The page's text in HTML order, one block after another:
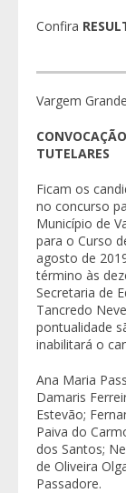
Confira
Vargem
TUTELARES
Ficam os
no concurso
Município de
para o Curso
agosto de
término às
Secretaria de
Tancredo
pontualidade
inabilitará o
Ana Maria
Damaris
Estevão;
Paiva do
dos Santos;
de Oliveira
Passadore.